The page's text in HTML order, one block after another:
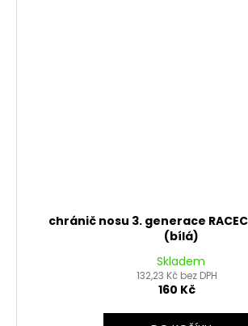
chránič nosu 3. generace
(bílá)
Skladem
132,23 Kč bez DPH
160 Kč